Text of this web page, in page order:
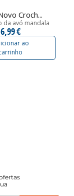
Croch...
da avó mandala
6,99 €
ao